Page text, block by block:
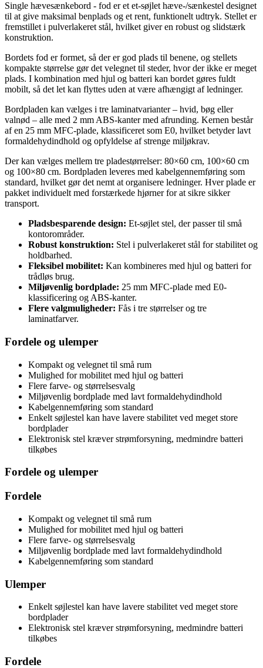
Single hævesænkebord - fod er et et-søjlet hæve-/sænkestel designet
til at give maksimal benplads og et rent, funktionelt udtryk. Stellet er
fremstillet i pulverlakeret stål, hvilket giver en robust og slidstærk
konstruktion.
Bordets fod er formet, så der er god plads til benene, og stellets
kompakte størrelse gør det velegnet til steder, hvor der ikke er meget
plads. I kombination med hjul og batteri kan bordet gøres fuldt
mobilt, så det let kan flyttes uden at være afhængigt af ledninger.
Bordpladen kan vælges i tre laminatvarianter – hvid, bøg eller
valnød – alle med 2 mm ABS-kanter med afrunding. Kernen består
af en 25 mm MFC-plade, klassificeret som E0, hvilket betyder lavt
formaldehydindhold og opfyldelse af strenge miljøkrav.
Der kan vælges mellem tre pladestørrelser: 80×60 cm, 100×60 cm
og 100×80 cm. Bordpladen leveres med kabelgennemføring som
standard, hvilket gør det nemt at organisere ledninger. Hver plade er
pakket individuelt med forstærkede hjørner for at sikre sikker
transport.
Pladsbesparende design: Et-søjlet stel, der passer til små
kontorområder.
Robust konstruktion: Stel i pulverlakeret stål for stabilitet og
holdbarhed.
Fleksibel mobilitet: Kan kombineres med hjul og batteri for
trådløs brug.
Miljøvenlig bordplade: 25 mm MFC-plade med E0-
klassificering og ABS-kanter.
Flere valgmuligheder: Fås i tre størrelser og tre
laminatfarver.
Fordele og ulemper
Kompakt og velegnet til små rum
Mulighed for mobilitet med hjul og batteri
Flere farve- og størrelsesvalg
Miljøvenlig bordplade med lavt formaldehydindhold
Kabelgennemføring som standard
Enkelt søjlestel kan have lavere stabilitet ved meget store
bordplader
Elektronisk stel kræver strømforsyning, medmindre batteri
tilkøbes
Fordele og ulemper
Fordele
Kompakt og velegnet til små rum
Mulighed for mobilitet med hjul og batteri
Flere farve- og størrelsesvalg
Miljøvenlig bordplade med lavt formaldehydindhold
Kabelgennemføring som standard
Ulemper
Enkelt søjlestel kan have lavere stabilitet ved meget store
bordplader
Elektronisk stel kræver strømforsyning, medmindre batteri
tilkøbes
Fordele